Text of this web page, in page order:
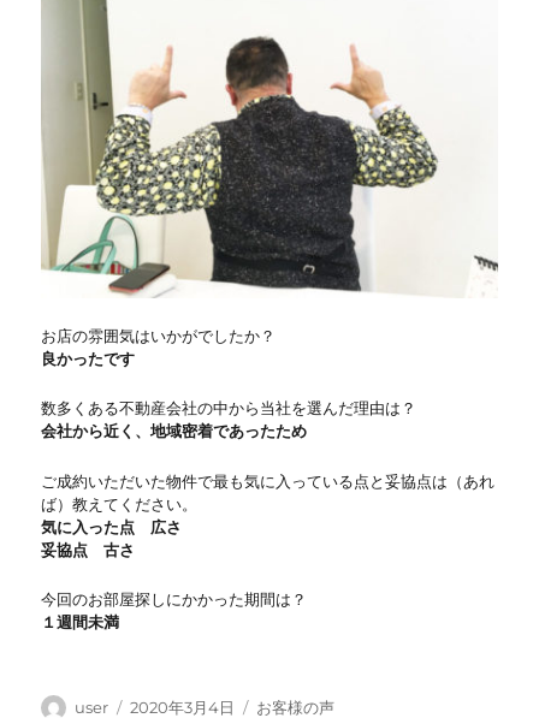
お店の雰囲気はいかがでしたか？
良かったです
数多くある不動産会社の中から当社を選んだ理由は？
会社から近く、地域密着であったため
ご成約いただいた物件で最も気に入っている点と妥協点は（あれ
ば）教えてください。
気に入った点 広さ
妥協点 古さ
今回のお部屋探しにかかった期間は？
１週間未満
投
user
投
2020年3月4日
カ
お客様の声